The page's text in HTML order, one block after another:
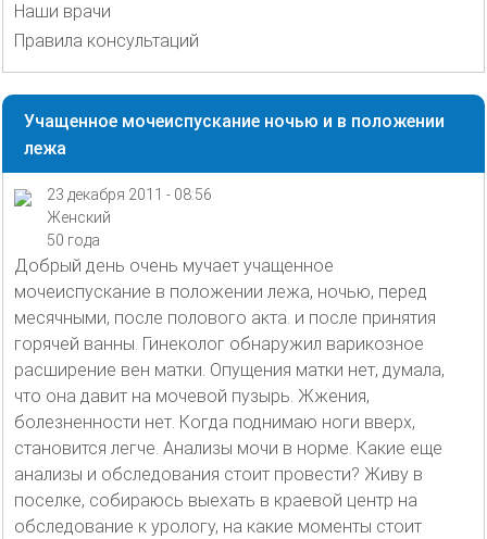
Наши врачи
Правила консультаций
Учащенное мочеиспускание ночью и в положении
лежа
23 декабря 2011 - 08:56
Женский
50 года
Добрый день очень мучает учащенное
мочеиспускание в положении лежа, ночью, перед
месячными, после полового акта. и после принятия
горячей ванны. Гинеколог обнаружил варикозное
расширение вен матки. Опущения матки нет, думала,
что она давит на мочевой пузырь. Жжения,
болезненности нет. Когда поднимаю ноги вверх,
становится легче. Анализы мочи в норме. Какие еще
анализы и обследования стоит провести? Живу в
поселке, собираюсь выехать в краевой центр на
обследование к урологу, на какие моменты стоит